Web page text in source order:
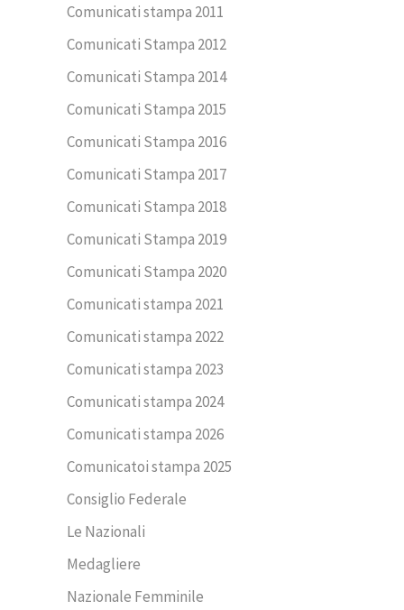
Comunicati stampa 2011
Comunicati Stampa 2012
Comunicati Stampa 2014
Comunicati Stampa 2015
Comunicati Stampa 2016
Comunicati Stampa 2017
Comunicati Stampa 2018
Comunicati Stampa 2019
Comunicati Stampa 2020
Comunicati stampa 2021
Comunicati stampa 2022
Comunicati stampa 2023
Comunicati stampa 2024
Comunicati stampa 2026
Comunicatoi stampa 2025
Consiglio Federale
Le Nazionali
Medagliere
Nazionale Femminile